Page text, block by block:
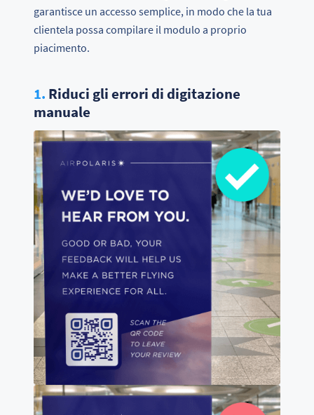
garantisce un accesso semplice, in modo che la tua
clientela possa compilare il modulo a proprio
piacimento.
1. Riduci gli errori di digitazione
manuale